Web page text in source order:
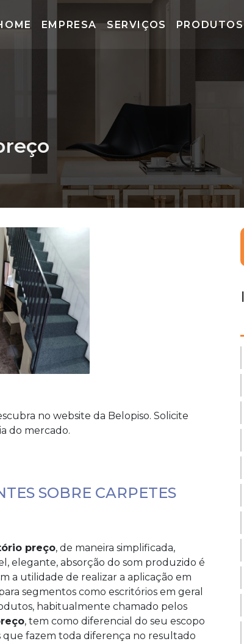
EMPRESA SERVIÇOS PRODUTOS
no website da Belopiso. Solicite
do mercado.
SOBRE CARPETES
preço, de maneira simplificada,
elegante, absorção do som produzido é
a utilidade de realizar a aplicação em
segmentos como escritórios em geral
habitualmente chamado pelos
, tem como diferencial do seu escopo
que fazem toda diferença no resultado